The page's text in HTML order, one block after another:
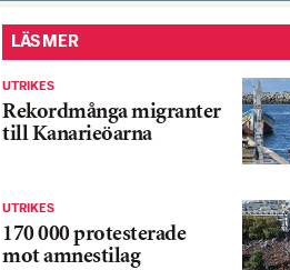
LÄS MER
UTRIKES
Rekordmånga migranter
till Kanarieöarna
UTRIKES
170 000 protesterade
mot amnestilag